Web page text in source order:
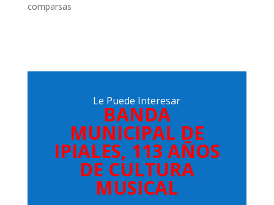
comparsas
Le Puede Interesar
BANDA
MUNICIPAL DE
IPIALES, 113 AÑOS
DE CULTURA
MUSICAL